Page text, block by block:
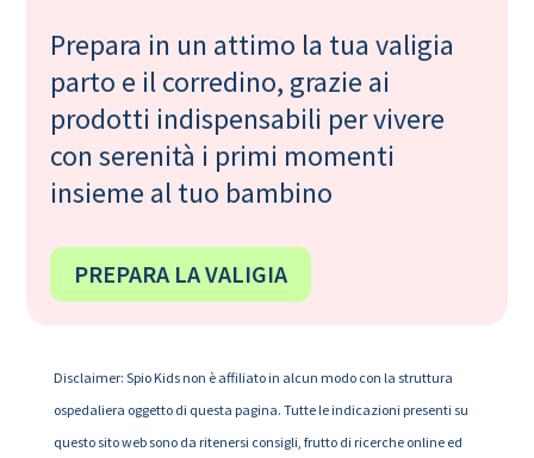
Prepara in un attimo la tua valigia
parto e il corredino, grazie ai
prodotti indispensabili per vivere
con serenità i primi momenti
insieme al tuo bambino
PREPARA LA VALIGIA
Disclaimer: Spio Kids non è affiliato in alcun modo con la struttura
ospedaliera oggetto di questa pagina. Tutte le indicazioni presenti su
questo sito web sono da ritenersi consigli, frutto di ricerche online ed